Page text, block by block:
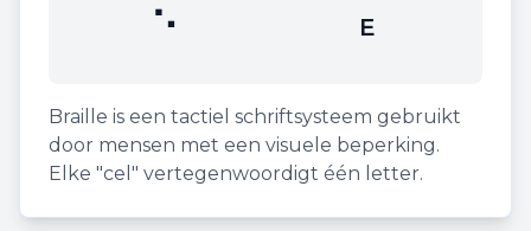
⠑ E
Braille is een tactiel schriftsysteem gebruikt
door mensen met een visuele beperking.
Elke "cel" vertegenwoordigt één letter.